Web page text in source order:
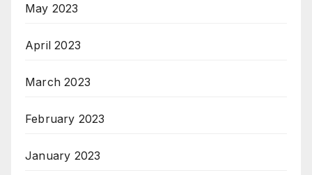
May 2023
April 2023
March 2023
February 2023
January 2023